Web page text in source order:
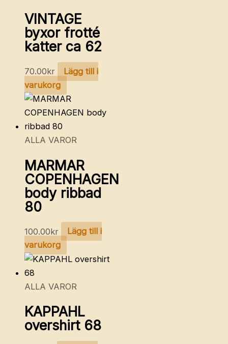
VINTAGE
byxor frotté
katter ca 62
70.00kr
Lägg till i
varukorg
ALLA VAROR
MARMAR
COPENHAGEN
body ribbad
80
100.00kr
Lägg till i
varukorg
ALLA VAROR
KAPPAHL
overshirt 68